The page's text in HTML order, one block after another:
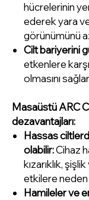
hücrelerinin
ederek yara
görünümünü
Cilt bariyerini
etkenlere
olmasını
Masaüstü ARC
dezavantajları:
Hassas
olabilir:Cihaz
kızarıklık,
etkilere neden
Hamileler ve